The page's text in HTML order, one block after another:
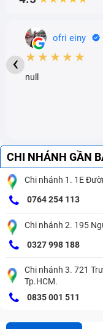
ofri einy
★★★★★
null
‹
CHI NHÁNH GẦN
Chi nhánh 1. 1E
0764 254 113
Chi nhánh 2. 195
0327 998 188
Chi nhánh 3. 721
Tp.HCM.
0835 001 511